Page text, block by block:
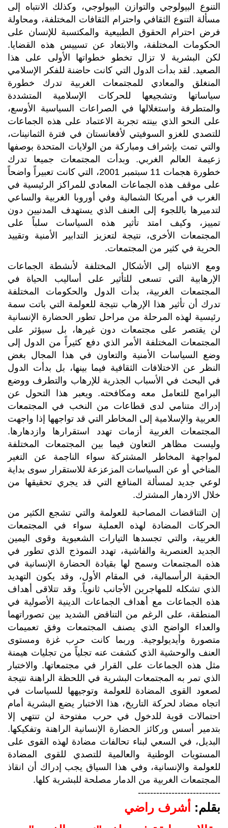
التنوع البيولوجي والتوازن البيولوجي، وكذلك الانتباه إلى
مسألة التنوع الثقافي واحترام الثقافات المختلفة، ومحاولة
فرض احترام الحقوق الطبيعية والمكتسبة للإنسان على
الحكومات المختلفة، والابتعاد عن تسييس هذه القضايا.
لكن البشرية لا تزال تخطو خطواتها الأولى على هذا
الصعيد. لقد بدأت الدول التي كانت حاضنة للفكر الإسلامي
المنغلق والمعادي للمجتمعات الغربية تدرك خطورة
سياساتها وتشجيعها للحركات الإسلامية المتشددة
والمتطرفة واستغلالها في الصراعات السياسية الأوسع،
على النحو الذي بينته تجربة الاعتماد على هذه الجماعات
للتصدي للغزو السوفيتي لأفغانستان في فترة الثمانينات،
والتي تمت بإشراف ومباركة من الولايات المتحدة بوصفها
زعيمة العالم الغربي. وبدأت المجتمعات جميعا تدرك
خطورة هجمات 11 سبتمبر 2001، التي كانت تعبيراً واضحاً
على موقف هذه الجماعات المعادي للمراكز الرئيسية في
الغرب في أمريكا الشمالية وفي أوروبا الغربية والساعي
لتدميرها باللجوء إلى العنف الذي يستهدف المدنيين دون
تمييز، وكيف امتد تأثير هذه السياسات سلباً على
المجتمعات الأخرى، نتيجة لتعزيز التدابير الأمنية وتقييد
الحرية في كثير من المجتمعات.
ومع الانتباه إلى الأشكال المختلفة لأنشطة الجماعات
الإرهابية التي تسعى للتأثير على أساليب الحياة في
المجتمعات الغربية، بدأت الدول والحكومات المختلفة
تدرك أن تأثير هذا الإرهاب نتيجة للعولمة التي باتت سمة
رئيسية لهذه المرحلة من مراحل تطور الحضارة الإنسانية
لن يقتصر على مجتمعات دون غيرها، بل سيؤثر على
المجتمعات المختلفة الأمر الذي دفع كثيراً من الدول إلى
وضع السياسات الأمنية والتعاون في هذا المجال بغض
النظر عن الاختلافات الثقافية فيما بينها، بل بدأت الدول
في البحث في الأسباب الجذرية للإرهاب والتطرف ووضع
البرامج للتعامل معه ومكافحته. ويعبر هذا التحول عن
إدراك متنامي لدى قطاعات من النخب في المجتمعات
العربية والإسلامية إلى المخاطر التي قد تواجهها إذا واجهت
المجتمعات الغربية أزمات تهدد استقرارها وازدهارها.
وليست مظاهر التعاون فيما بين المجتمعات المختلفة
لمواجهة المخاطر المشتركة سواء الناجمة عن التغير
المناخي أو عن السياسات المزعزعة للاستقرار سوى بداية
لوعي جديد لمسألة المنافع التي قد يجري تحقيقها من
خلال الازدهار المشترك.
إن التناقضات المصاحبة للعولمة والتي تشجع الكثير من
الحركات المضادة لهذه العملية سواء في المجتمعات
الغربية، والتي تجسدها التيارات الشعبوية وقوى اليمين
الجديد العنصرية والفاشية، تهدد النموذج الذي تطور في
هذه المجتمعات وسمح لها بقيادة الحضارة الإنسانية في
الحقبة الرأسمالية، في المقام الأول، وقد يكون التهديد
الذي تشكله للمهاجرين الأجانب ثانوياً. وقد تتلاقى أهداف
هذه الجماعات مع أهداف الجماعات الدينية الأصولية في
المنطقة، على الرغم من التناقض الشديد بين تصوراتهما
والعداء الواضح الذي يصنف المجتمعات وفق تعميمات
متصورة وأيديولوجية. وربما كانت حرب غزة ومستوى
العنف والوحشية الذي كشفت عنه تجلياً من تجليات هيمنة
مثل هذه الجماعات على القرار في مجتمعاتها. والاختبار
الذي تمر به المجتمعات البشرية في اللحظة الراهنة نتيجة
لصعود القوى المضادة للعولمة وتوجيهها للسياسات في
اتجاه مضاد لحركة التاريخ، هذا الاختبار يضع البشرية أمام
احتمالات قوية للدخول في حرب مفتوحة لن تنتهي إلا
بتدمير أسس وركائز الحضارة الإنسانية الراهنة وتفكيكها.
البديل، في السعي لبناء تحالفات مضادة لهذه القوى على
المستويات الوطنية والعالمية للتصدي للقوى المضادة
للعولمة والإنسانية، وفي هذا السياق يجب إدراك أن انقاذ
المجتمعات الغربية من الدمار مصلحة للبشرية كلها.
---------------------------
بقلم: أشرف راضي